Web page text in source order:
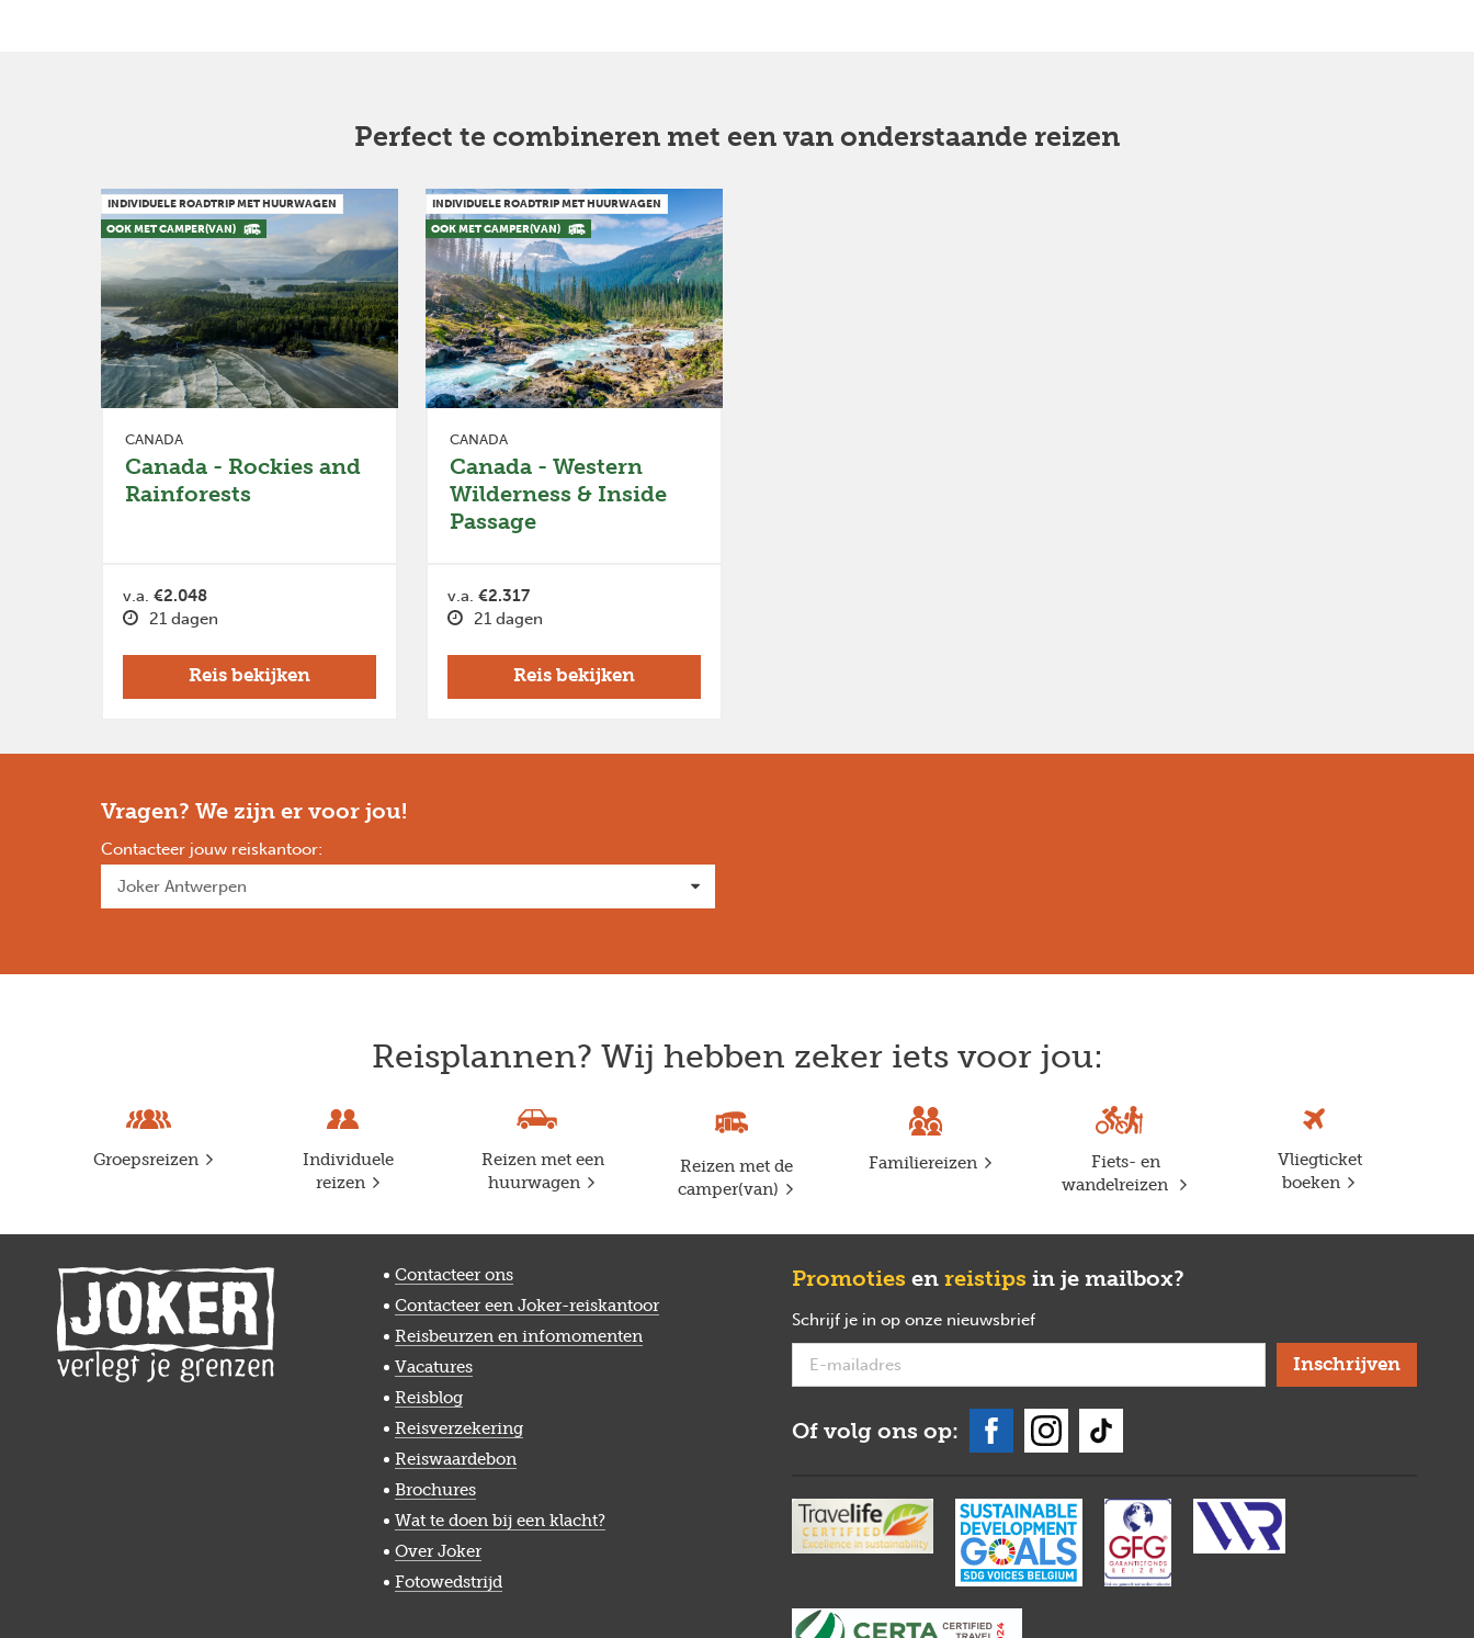
Bob
Hallo!
Perfect te combineren met een van onderstaande reizen
INDIVIDUELE ROADTRIP MET HUURWAGEN
OOK MET CAMPER(VAN)
CANADA
Canada - Rockies and
Rainforests
v.a. €2.048
21 dagen
Reis bekijken
INDIVIDUELE ROADTRIP MET HUURWAGEN
OOK MET CAMPER(VAN)
CANADA
Canada - Western
Wilderness & Inside
Passage
v.a. €2.317
21 dagen
Reis bekijken
Vragen? We zijn er voor jou!
Contacteer jouw reiskantoor:
Reisplannen? Wij hebben zeker iets voor jou:
Groepsreizen
Individuele
reizen
Reizen met een
huurwagen
Reizen met de
camper(van)
Familiereizen
Fiets- en
wandelreizen
Vliegticket
boeken
Contacteer ons
Contacteer een Joker-reiskantoor
Reisbeurzen en infomomenten
Vacatures
Reisblog
Reisverzekering
Reiswaardebon
Brochures
Wat te doen bij een klacht?
Over Joker
Fotowedstrijd
Promoties en reistips in je mailbox?
Schrijf je in op onze nieuwsbrief
Of volg ons op: